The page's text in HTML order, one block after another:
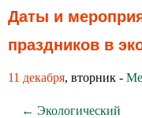
Даты и
праздников в
11 декабря, вторник -
← Экологический